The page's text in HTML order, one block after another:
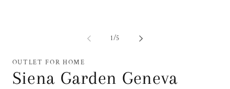
1/von
5
OUTLET FOR HOME
Siena Garden Geneva